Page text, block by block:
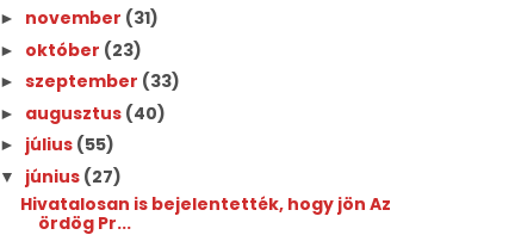
► november (31)
► október (23)
►szeptember (33)
► augusztus (40)
► július (55)
▼ június (27)
Hivatalosan is bejelentették, hogy jön Az
ördög Pr...